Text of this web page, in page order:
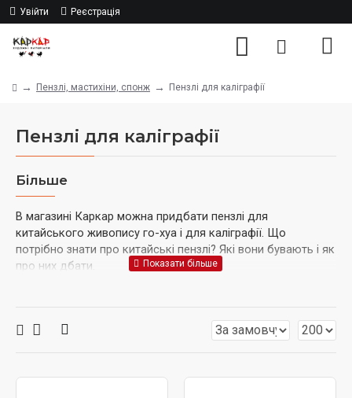
Увійти Реєстрація
Пензлі, мастихіни, спонж Пензлі для каліграфії
Пензлі для каліграфії
Більше
В магазині Каркар можна придбати пензлі для
китайського живопису го-хуа і для каліграфії. Що
потрібно знати про китайські пензлі? Які вони бувають і як
про них дбати.
Існують натуральні і синтетичні каліграфічні
пензлі. Яка між ними різниця?
Натуральні китайські пензлі дають фактуру, в них є